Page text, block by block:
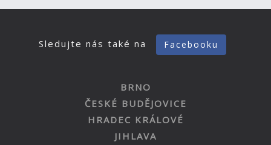
Sledujte nás také na Facebooku
BRNO
ČESKÉ BUDĚJOVICE
HRADEC KRÁLOVÉ
JIHLAVA